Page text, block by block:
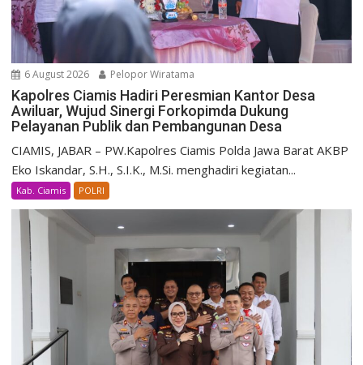
6 August 2026 Pelopor Wiratama
Kapolres Ciamis Hadiri Peresmian Kantor Desa
Awiluar, Wujud Sinergi Forkopimda Dukung
Pelayanan Publik dan Pembangunan Desa
CIAMIS, JABAR – PW.Kapolres Ciamis Polda Jawa Barat AKBP
Eko Iskandar, S.H., S.I.K., M.Si. menghadiri kegiatan...
Kab. Ciamis POLRI